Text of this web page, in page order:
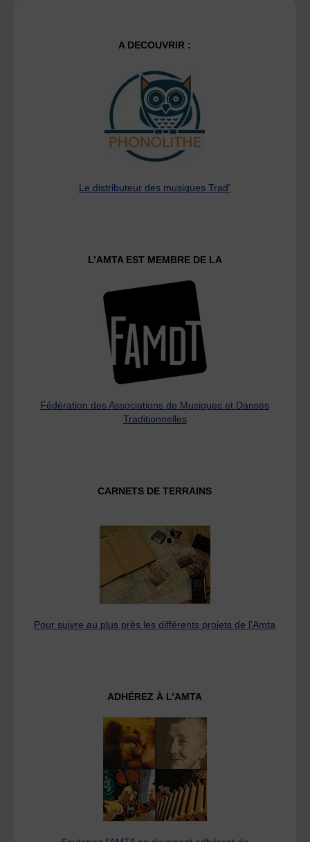
A DECOUVRIR :
Le distributeur des musiques Trad'
L’AMTA EST MEMBRE DE LA
Fédération des Associations de Musiques et Danses
Traditionnelles
CARNETS DE TERRAINS
Pour suivre au plus près les différents projets de l’Amta
ADHÉREZ À L’AMTA